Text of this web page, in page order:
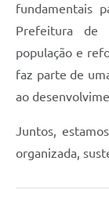
fundamentais
Prefeitura de
população e
faz parte de
ao
Juntos,
organizada,